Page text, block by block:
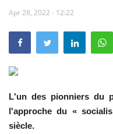
Terms & Conditions
Héritage de Gamal
Apr 28, 2022 - 12:22
L'un des pionniers du
l'approche du «
siècle.